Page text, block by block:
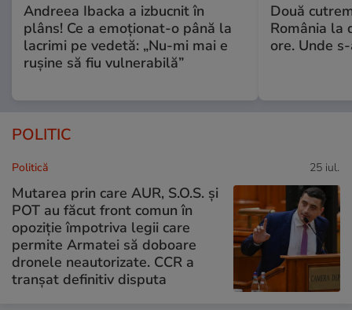
Andreea Ibacka a izbucnit în
plâns! Ce a emoționat-o până la
lacrimi pe vedetă: „Nu-mi mai e
rușine să fiu vulnerabilă”
Două
România la
ore. Unde
POLITIC
Politică 25 iul.
Mutarea prin care AUR, S.O.S. și
POT au făcut front comun în
opoziție împotriva legii care
permite Armatei să doboare
dronele neautorizate. CCR a
tranșat definitiv disputa